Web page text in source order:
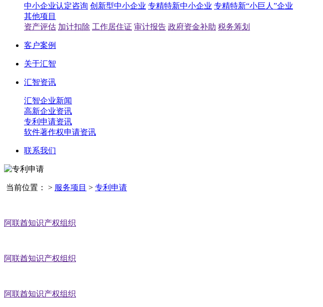
中小企业认定咨询 创新型中小企业 专精特新中小企业 专精特新“小巨人”企业
其他项目
资产评估 加计扣除 工作居住证 审计报告 政府资金补助 税务筹划
客户案例
关于汇智
汇智资讯
汇智企业新闻
高新企业资讯
专利申请资讯
软件著作权申请资讯
联系我们
当前位置： > 服务项目 > 专利申请
阿联酋知识产权组织
阿联酋知识产权组织
阿联酋知识产权组织